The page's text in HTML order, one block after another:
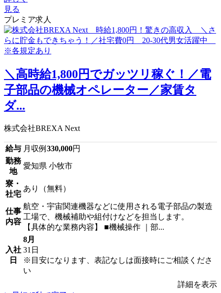
見る
プレミア求人
＼高時給1,800円でガッツリ稼ぐ！／電
子部品の機械オペレーター／家賃タ
ダ...
株式会社BREXA Next
給与 月収例 330,000円
勤務
地
愛知県 小牧市
寮・
社宅
あり（無料）
仕事
内容
航空・宇宙関連機器などに使用される電子部品の製造
工場で、機械補助や組付けなどを担当します。
【具体的な業務内容】 ■機械操作 ｜部...
入社
日
8月
31日
※目安になります、表記なしは面接時にご相談くださ
い
詳細を表示